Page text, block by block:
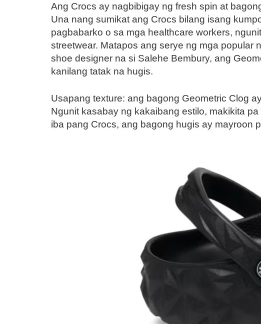
Ang Crocs ay nagbibigay ng fresh spin at
Una nang sumikat ang Crocs bilang isang
pagbabarko o sa mga healthcare workers,
streetwear. Matapos ang serye ng mga popular
shoe designer na si Salehe Bembury, ang
kanilang tatak na hugis.
Usapang texture: ang bagong Geometric Clog
Ngunit kasabay ng kakaibang estilo, makikita
iba pang Crocs, ang bagong hugis ay mayroon